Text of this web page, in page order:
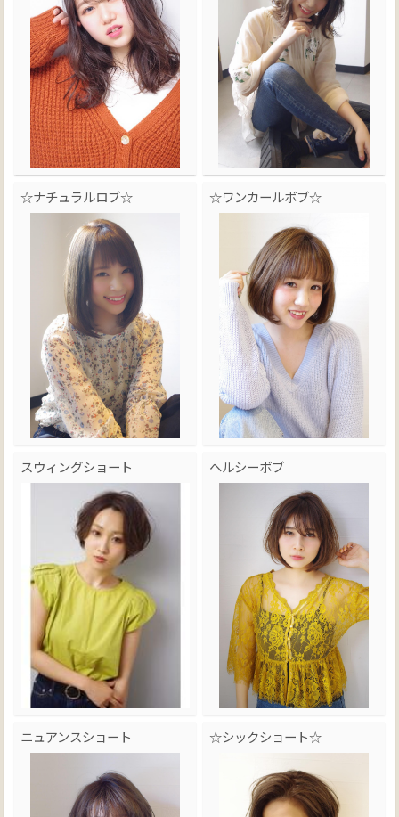
☆ナチュラルロブ☆ ☆ワンカールボブ☆
スウィングショート ヘルシーボブ
ニュアンスショート ☆シックショート☆